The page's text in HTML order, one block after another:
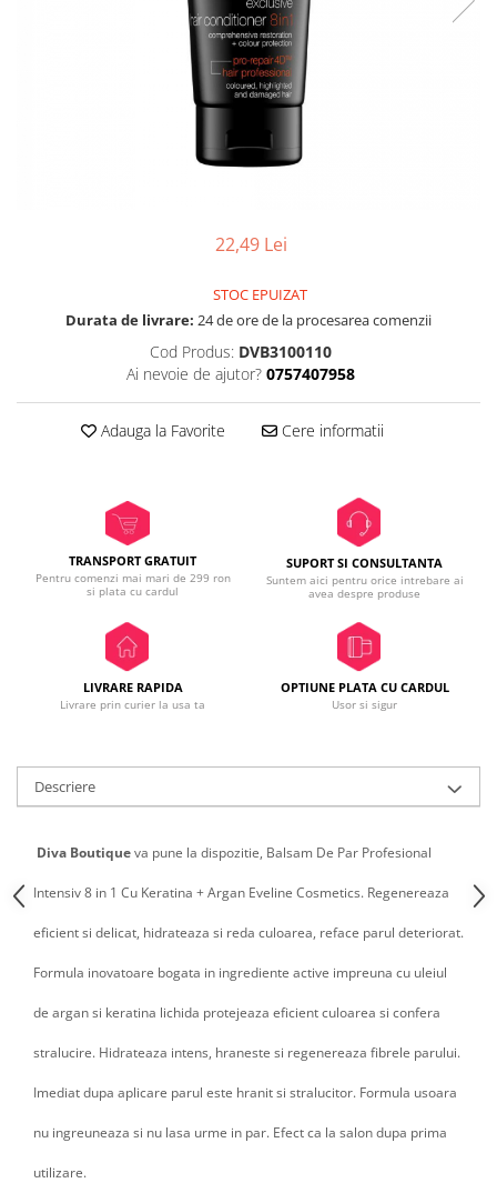
22,49 Lei
STOC EPUIZAT
Durata de livrare: 24 de ore de la procesarea comenzii
Cod Produs: DVB3100110
Ai nevoie de ajutor? 0757407958
Adauga la Favorite Cere informatii
TRANSPORT GRATUIT
Pentru comenzi mai mari de 299 ron
si plata cu cardul
SUPORT SI CONSULTANTA
Suntem aici pentru orice intrebare ai
avea despre produse
LIVRARE RAPIDA
Livrare prin curier la usa ta
OPTIUNE PLATA CU CARDUL
Usor si sigur
Descriere
Diva Boutiqueva pune la dispozitie, Balsam De Par Profesional
Intensiv 8 in 1 Cu Keratina + Argan Eveline Cosmetics. Regenereaza
eficient si delicat, hidrateaza si reda culoarea, reface parul deteriorat.
Formula inovatoare bogata in ingrediente active impreuna cu uleiul
de argan si keratina lichida protejeaza eficient culoarea si confera
stralucire. Hidrateaza intens, hraneste si regenereaza fibrele parului.
Imediat dupa aplicare parul este hranit si stralucitor. Formula usoara
nu ingreuneaza si nu lasa urme in par. Efect ca la salon dupa prima
utilizare.